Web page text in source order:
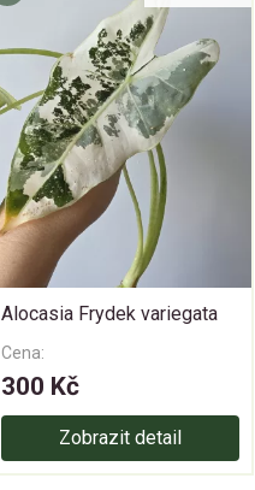
Alocasia Frydek variegata
Cena:
300 Kč
Zobrazit detail